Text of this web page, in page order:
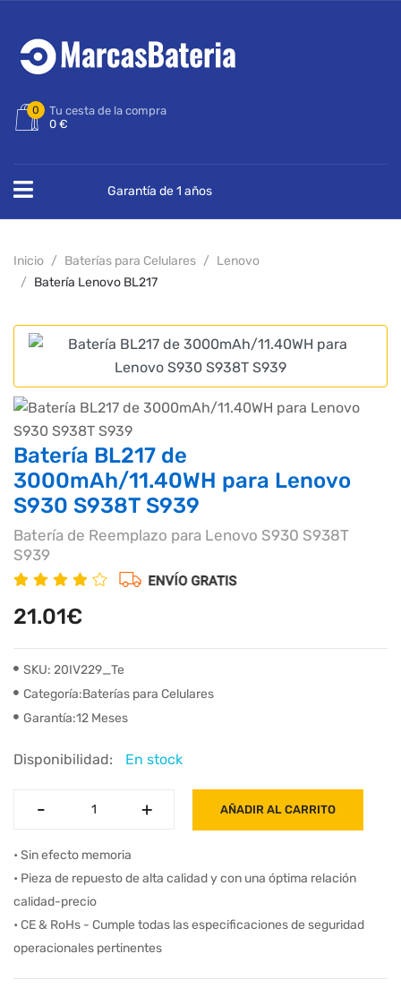
0
Tu cesta de la compra
0 €
Garantía de 1 años
Inicio Baterías para Celulares
Lenovo
Batería Lenovo BL217
Batería BL217 de
3000mAh/11.40WH para Lenovo
S930 S938T S939
Batería de Reemplazo para Lenovo S930 S938T
S939
21.01€
SKU: 20IV229_Te
Categoría:Baterías para Celulares
Garantía:12 Meses
Disponibilidad: En stock
- +
- + AÑADIR AL CARRITO
• Sin efecto memoria
• Pieza de repuesto de alta calidad y con una óptima relación
calidad-precio
• CE & RoHs - Cumple todas las especificaciones de seguridad
operacionales pertinentes